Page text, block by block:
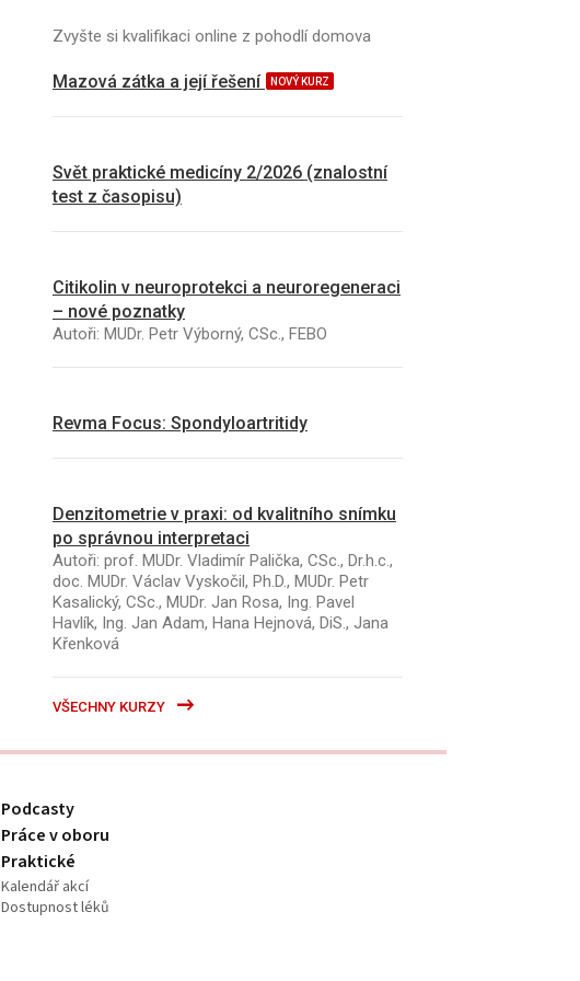
Zvyšte si kvalifikaci online z pohodlí domova
Mazová zátka a její řešení NOVÝ KURZ
Svět praktické medicíny 2/2026 (znalostní
test z časopisu)
Citikolin v neuroprotekci a neuroregeneraci
– nové poznatky
Autoři: MUDr. Petr Výborný, CSc., FEBO
Revma Focus: Spondyloartritidy
Denzitometrie v praxi: od kvalitního snímku
po správnou interpretaci
Autoři: prof. MUDr. Vladimír Palička, CSc., Dr.h.c.,
doc. MUDr. Václav Vyskočil, Ph.D., MUDr. Petr
Kasalický, CSc., MUDr. Jan Rosa, Ing. Pavel
Havlík, Ing. Jan Adam, Hana Hejnová, DiS., Jana
Křenková
VŠECHNY KURZY
Podcasty
Práce v oboru
Praktické
Kalendář akcí
Dostupnost léků